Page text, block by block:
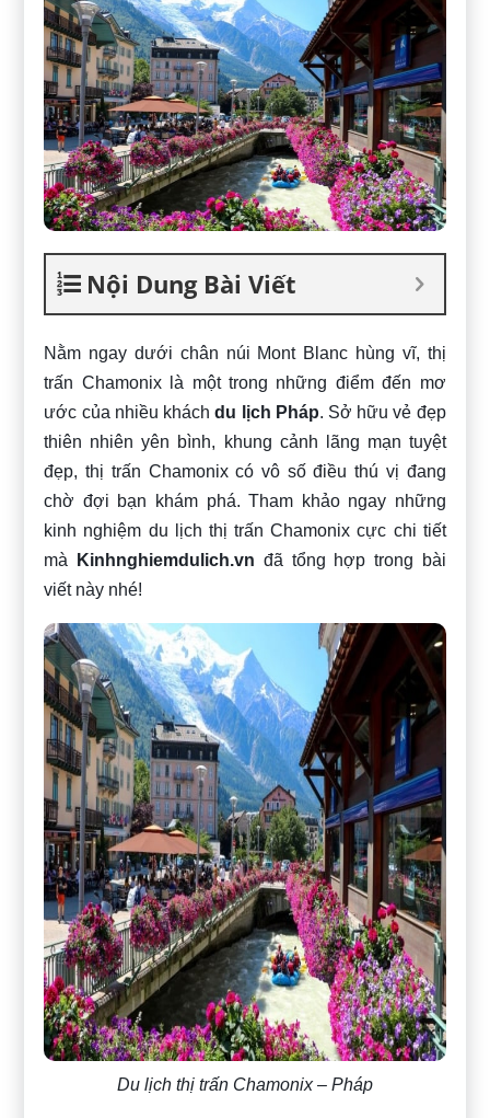
Nội Dung Bài Viết
Nằm ngay dưới chân núi Mont Blanc hùng vĩ, thị
trấn Chamonix là một trong những điểm đến mơ
ước của nhiều kháchdu lịch Pháp. Sở hữu vẻ đẹp
thiên nhiên yên bình, khung cảnh lãng mạn tuyệt
đẹp, thị trấn Chamonix có vô số điều thú vị đang
chờ đợi bạn khám phá. Tham khảo ngay những
kinh nghiệm du lịch thị trấn Chamonix cực chi tiết
mà
Kinhnghiemdulich.vn đã tổng hợp trong bài
viết này nhé!
Du lịch thị trấn Chamonix – Pháp